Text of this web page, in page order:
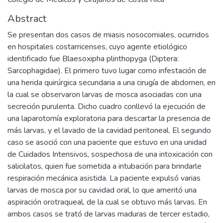
Abstract
Se presentan dos casos de miasis nosocomiales, ocurridos
en hospitales costarricenses, cuyo agente etiológico
identificado fue Blaesoxipha plinthopyga (Diptera:
Sarcophagidae). El primero tuvo lugar como infestación de
una herida quirúrgica secundaria a una cirugía de abdomen, en
la cual se observaron larvas de mosca asociadas con una
secreción purulenta. Dicho cuadro conllevó la ejecución de
una laparotomía exploratoria para descartar la presencia de
más larvas, y el lavado de la cavidad peritoneal. El segundo
caso se asoció con una paciente que estuvo en una unidad
de Cuidados Intensivos, sospechosa de una intoxicación con
salicilatos, quien fue sometida a intubación para brindarle
respiración mecánica asistida. La paciente expulsó varias
larvas de mosca por su cavidad oral, lo que ameritó una
aspiración orotraqueal, de la cual se obtuvo más larvas. En
ambos casos se trató de larvas maduras de tercer estadio,